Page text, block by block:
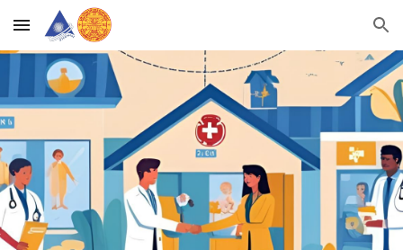
Skip to main content Skip to navigation